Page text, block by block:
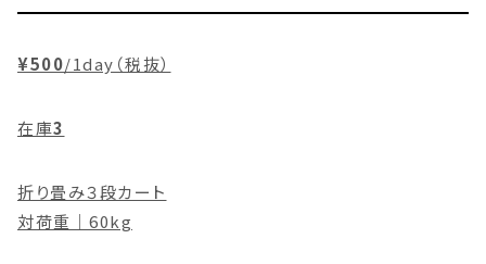
¥500/1day（税抜）
在庫3
折り畳み３段カート
対荷重｜60kg